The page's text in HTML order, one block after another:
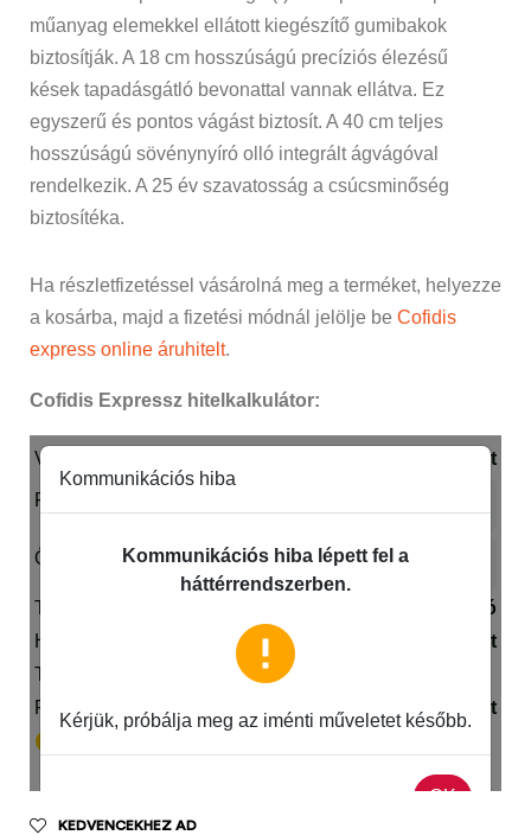
műanyag elemekkel ellátott kiegészítő gumibakok
biztosítják. A 18 cm hosszúságú precíziós élezésű
kések tapadásgátló bevonattal vannak ellátva. Ez
egyszerű és pontos vágást biztosít. A 40 cm teljes
hosszúságú sövénynyíró olló integrált ágvágóval
rendelkezik. A 25 év szavatosság a csúcsminőség
biztosítéka.
Ha részletfizetéssel vásárolná meg a terméket, helyezze
a kosárba, majd a fizetési módnál jelölje be Cofidis
express online áruhitelt.
Cofidis Expressz hitelkalkulátor:
KEDVENCEKHEZ AD